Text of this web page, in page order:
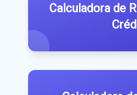
Calculadora de